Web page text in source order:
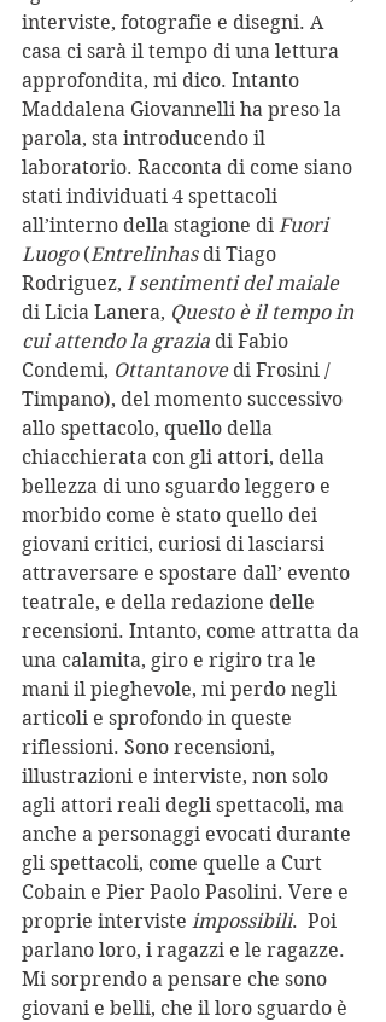
interviste, fotografie e disegni. A
casa ci sarà il tempo di una lettura
approfondita, mi dico. Intanto
Maddalena Giovannelli ha preso la
parola, sta introducendo il
laboratorio. Racconta di come siano
stati individuati 4 spettacoli
all’interno della stagione di Fuori
Luogo (Entrelinhas di Tiago
Rodriguez, I sentimenti del maiale
di Licia Lanera, Questo è il tempo in
cui attendo la grazia di Fabio
Condemi, Ottantanove di Frosini /
Timpano), del momento successivo
allo spettacolo, quello della
chiacchierata con gli attori, della
bellezza di uno sguardo leggero e
morbido come è stato quello dei
giovani critici, curiosi di lasciarsi
attraversare e spostare dall’ evento
teatrale, e della redazione delle
recensioni. Intanto, come attratta da
una calamita, giro e rigiro tra le
mani il pieghevole, mi perdo negli
articoli e sprofondo in queste
riflessioni. Sono recensioni,
illustrazioni e interviste, non solo
agli attori reali degli spettacoli, ma
anche a personaggi evocati durante
gli spettacoli, come quelle a Curt
Cobain e Pier Paolo Pasolini. Vere e
proprie interviste impossibili.  Poi
parlano loro, i ragazzi e le ragazze.
Mi sorprendo a pensare che sono
giovani e belli, che il loro sguardo è